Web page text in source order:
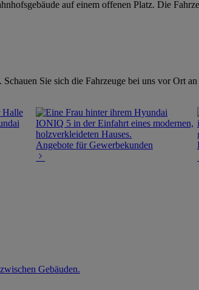
Sie sich die Fahrzeuge bei uns vor Ort
Angebote für Gewerbekunden